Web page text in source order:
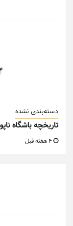
دسته‌بندی نشده
تاریخچه باشگاه